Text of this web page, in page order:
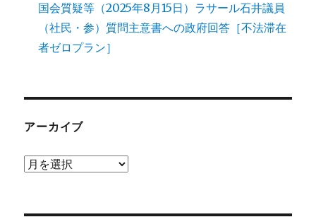
国会質疑等（2025年8月15日）ラサール石井議員
（社民・参）質問主意書への政府回答［不法滞在
者ゼロプラン］
アーカイブ
ア